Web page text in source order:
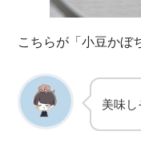
こちらが「小豆かぼ
美味し